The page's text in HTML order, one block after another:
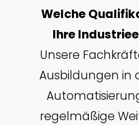
Welche
Ihre
Unsere
Ausbildungen in
regelmäßige